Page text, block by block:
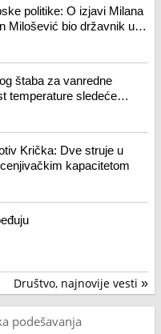
politike: O izjavi Milana
Milošević bio državnik u
štaba za vanredne
temperature sledeće
Krička: Dve struje u
kapacitetom
Društvo, najnovije vesti »
podešavanja